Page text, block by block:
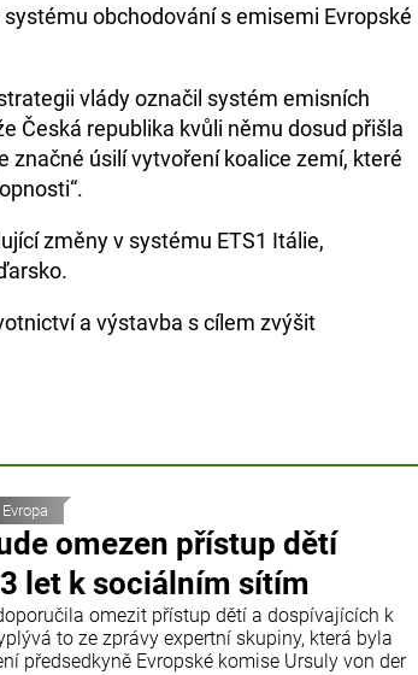
obchodování s emisemi Evropské
vlády označil systém emisních
Česká republika kvůli němu dosud přišla
značné úsilí vytvoření koalice zemí, které
změny v systému ETS1 Itálie,
a výstavba s cílem zvýšit
Evropa
omezen přístup dětí
let k sociálním sítím
omezit přístup dětí a dospívajících k
to ze zprávy expertní skupiny, která byla
předsedkyně Evropské komise Ursuly von der